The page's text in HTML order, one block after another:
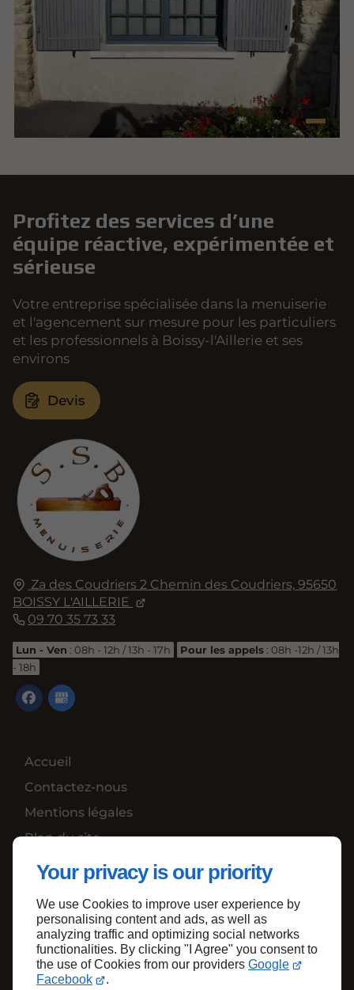
Your privacy is our priority
We use Cookies to improve user experience by
personalising content and ads, as well as
analyzing traffic and optimizing social networks
functionalities. By clicking "I Agree" you consent to
the use of Cookies from our providers Google
Facebook
.
Za des Coudriers 2 Chemin des Coudriers, 95650
BOISSY L'AILLERIE
09 70 35 73 33
Lun - Ven : 08h - 12h / 13h - 17h Pour les appels : 08h -12h / 13h
- 18h
Accueil
Contactez-nous
Mentions légales
Plan du site
Profitez des services d’une
équipe réactive, expérimentée et
sérieuse
Votre entreprise spécialisée dans la menuiserie
et l'agencement sur mesure pour les particuliers
et les professionnels à Boissy-l'Aillerie et ses
environs
Devis
Haut de page